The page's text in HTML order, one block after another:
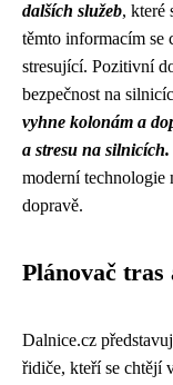
dalších služeb, které
těmto informacím se
stresující. Pozitivní
bezpečnost na
vyhne kolonám a
a stresu na silnicích.
moderní technologie
dopravě.
Plánovač tras
Dalnice.cz
řidiče, kteří se chtějí